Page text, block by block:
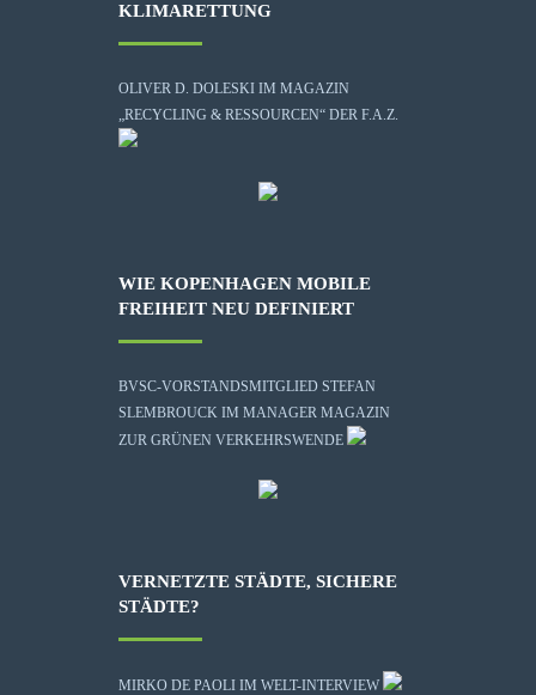
KLIMARETTUNG
OLIVER D. DOLESKI IM MAGAZIN
„RECYCLING & RESSOURCEN“ DER F.A.Z.
WIE KOPENHAGEN MOBILE
FREIHEIT NEU DEFINIERT
BVSC-VORSTANDSMITGLIED STEFAN
SLEMBROUCK IM MANAGER MAGAZIN
ZUR GRÜNEN VERKEHRSWENDE
VERNETZTE STÄDTE, SICHERE
STÄDTE?
MIRKO DE PAOLI IM WELT-INTERVIEW